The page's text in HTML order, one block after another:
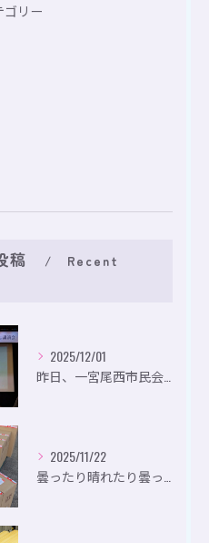
ゴリー
稿
Recent
2025/12/01
2025/11/22